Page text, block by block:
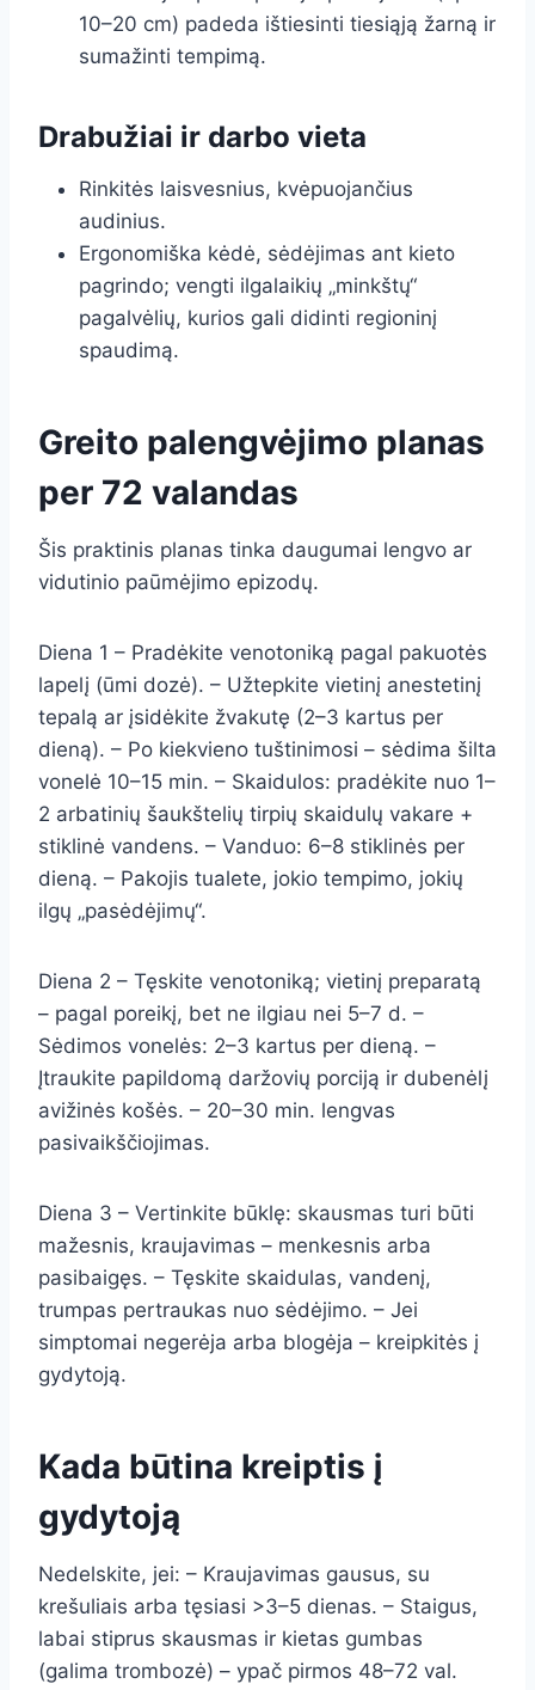
10–20 cm) padeda ištiesinti tiesiąją žarną ir
sumažinti tempimą.
Drabužiai ir darbo vieta
Rinkitės laisvesnius, kvėpuojančius
audinius.
Ergonomiška kėdė, sėdėjimas ant kieto
pagrindo; vengti ilgalaikių „minkštų“
pagalvėlių, kurios gali didinti regioninį
spaudimą.
Greito palengvėjimo planas
per 72 valandas
Šis praktinis planas tinka daugumai lengvo ar
vidutinio paūmėjimo epizodų.
Diena 1 – Pradėkite venotoniką pagal pakuotės
lapelį (ūmi dozė). – Užtepkite vietinį anestetinį
tepalą ar įsidėkite žvakutę (2–3 kartus per
dieną). – Po kiekvieno tuštinimosi – sėdima šilta
vonelė 10–15 min. – Skaidulos: pradėkite nuo 1–
2 arbatinių šaukštelių tirpių skaidulų vakare +
stiklinė vandens. – Vanduo: 6–8 stiklinės per
dieną. – Pakojis tualete, jokio tempimo, jokių
ilgų „pasėdėjimų“.
Diena 2 – Tęskite venotoniką; vietinį preparatą
– pagal poreikį, bet ne ilgiau nei 5–7 d. –
Sėdimos vonelės: 2–3 kartus per dieną. –
Įtraukite papildomą daržovių porciją ir dubenėlį
avižinės košės. – 20–30 min. lengvas
pasivaikščiojimas.
Diena 3 – Vertinkite būklę: skausmas turi būti
mažesnis, kraujavimas – menkesnis arba
pasibaigęs. – Tęskite skaidulas, vandenį,
trumpas pertraukas nuo sėdėjimo. – Jei
simptomai negerėja arba blogėja – kreipkitės į
gydytoją.
Kada būtina kreiptis į
gydytoją
Nedelskite, jei: – Kraujavimas gausus, su
krešuliais arba tęsiasi >3–5 dienas. – Staigus,
labai stiprus skausmas ir kietas gumbas
(galima trombozė) – ypač pirmos 48–72 val.